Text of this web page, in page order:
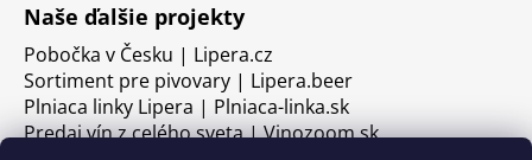
Naše ďalšie projekty
Pobočka v Česku | Lipera.cz
Sortiment pre pivovary | Lipera.beer
Plniaca linky Lipera | Plniaca-linka.sk
Predaj vín z celého sveta | Vinozoom.sk